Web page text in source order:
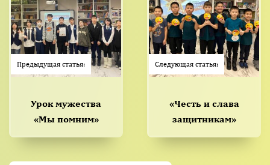
Предыдущая статья:
Урок мужества
«Мы помним»
Следующая статья:
«Честь и слава
защитникам»